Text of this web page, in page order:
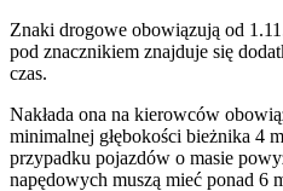
Znaki drogowe obowiązują od
pod znacznikiem znajduje się
czas.
Nakłada ona na kierowców
minimalnej głębokości bieżnika 4
przypadku pojazdów o masie
napędowych muszą mieć ponad 6